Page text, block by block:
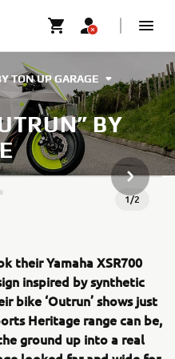
TON UP GARAGE
BY
1/2
NESTE
their Yamaha XSR700
inspired by synthetic
bike ‘Outrun’ shows just
Heritage range can be,
ground up into a real